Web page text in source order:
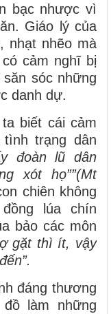
bạc nhược vì
Giáo lý của
nhạt nhẽo mà
cảm nghĩ bị
sóc những
danh dự.
cái cảm
trạng dân
đoàn lũ dân
xót họ””(Mt
chiên không
lúa chín
bảo các môn
gặt thì ít, vậy
đáng thương
làm những